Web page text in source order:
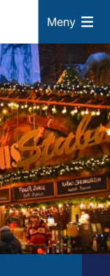
Meny